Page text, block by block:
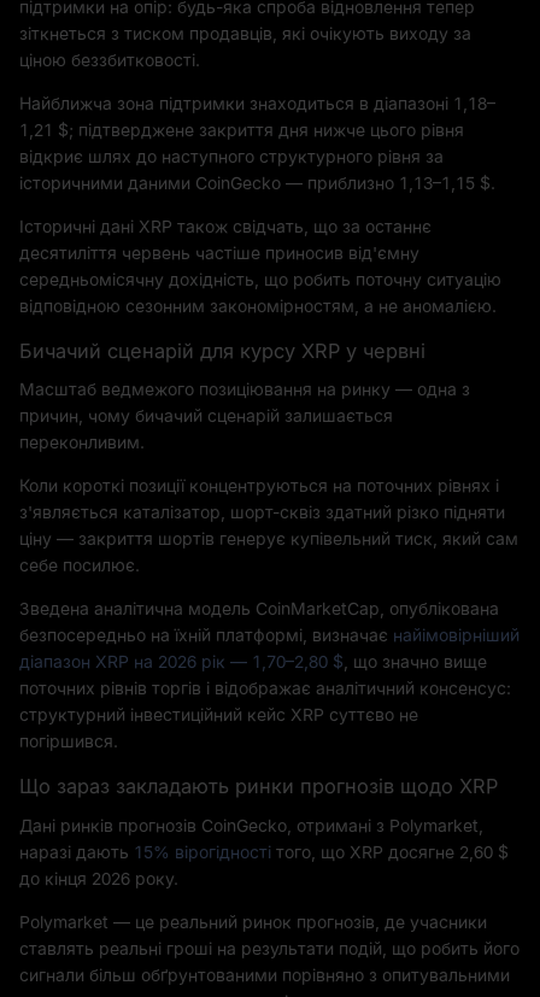
підтримки на опір: будь-яка спроба відновлення тепер
зіткнеться з тиском продавців, які очікують виходу за
ціною беззбитковості.
Найближча зона підтримки знаходиться в діапазоні 1,18–
1,21 $; підтверджене закриття дня нижче цього рівня
відкриє шлях до наступного структурного рівня за
історичними даними CoinGecko — приблизно 1,13–1,15 $.
Історичні дані XRP також свідчать, що за останнє
десятиліття червень частіше приносив від'ємну
середньомісячну дохідність, що робить поточну ситуацію
відповідною сезонним закономірностям, а не аномалією.
Бичачий сценарій для курсу XRP у червні
Масштаб ведмежого позиціювання на ринку — одна з
причин, чому бичачий сценарій залишається
переконливим.
Коли короткі позиції концентруються на поточних рівнях і
з'являється каталізатор, шорт-сквіз здатний різко підняти
ціну — закриття шортів генерує купівельний тиск, який сам
себе посилює.
Зведена аналітична модель CoinMarketCap, опублікована
безпосередньо на їхній платформі, визначає найімовірніший
діапазон XRP на 2026 рік — 1,70–2,80 $ , що значно вище
поточних рівнів торгів і відображає аналітичний консенсус:
структурний інвестиційний кейс XRP суттєво не
погіршився.
Що зараз закладають ринки прогнозів щодо XRP
Дані ринків прогнозів CoinGecko, отримані з Polymarket,
наразі дають 15% вірогідності того, що XRP досягне 2,60 $
до кінця 2026 року.
Polymarket — це реальний ринок прогнозів, де учасники
ставлять реальні гроші на результати подій, що робить його
сигнали більш обґрунтованими порівняно з опитувальними